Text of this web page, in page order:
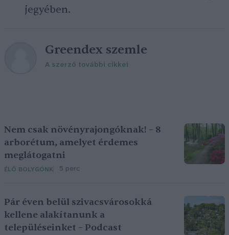
jegyében.
Greendex szemle
A szerző további cikkei
Nem csak növényrajongóknak! – 8
arborétum, amelyet érdemes
meglátogatni
ÉLŐ BOLYGÓNK 5 perc
Pár éven belül szivacsvárosokká
kellene alakítanunk a
településeinket – Podcast